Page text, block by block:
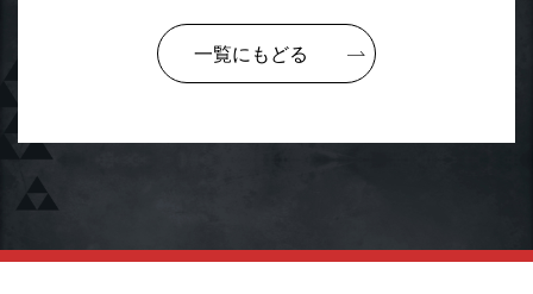
一覧にもどる